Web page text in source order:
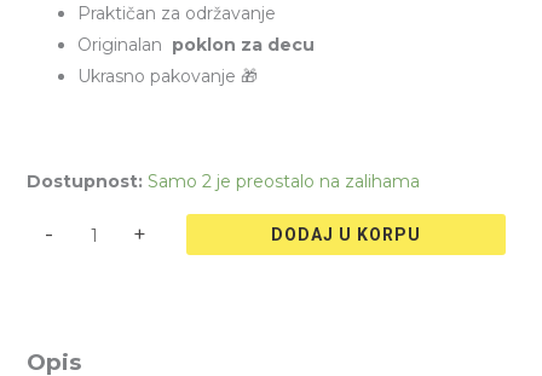
Praktičan za održavanje
Originalan poklon za decu
Ukrasno pakovanje 🎁
Dostupnost: Samo 2 je preostalo na zalihama
- + DODAJ U KORPU
Opis